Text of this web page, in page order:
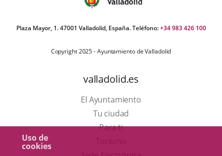
Uso de
cookies
Plaza Mayor, 1. 47001 Valladolid, España. Teléfono:+34 983 426 100
Copyright 2025 - Ayuntamiento de Valladolid
valladolid.es
El Ayuntamiento
Tu ciudad
Para ti